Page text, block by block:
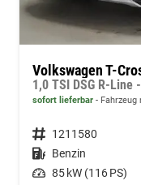
Volkswagen T-
1,0 TSI DSG R-Line
sofort lieferbar
Fahrzeugnummer 1211580
Kraftstoff Benzin
Leistung 85 kW (116 PS)